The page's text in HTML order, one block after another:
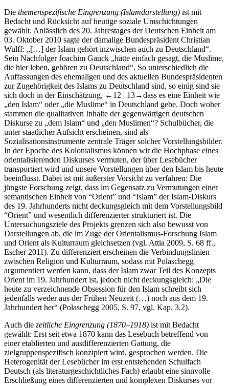
Die themenspezifische Eingrenzung (Islamdarstellung) ist mit
Bedacht und Rücksicht auf heutige soziale Umschichtungen
gewählt. Anlässlich des 20. Jahrestages der Deutschen Einheit am
03. Oktober 2010 sagte der damalige Bundespräsident Christian
Wulff: „[…] der Islam gehört inzwischen auch zu Deutschland“.
Sein Nachfolger Joachim Gauck „hätte einfach gesagt, die Muslime,
die hier leben, gehören zu Deutschland“. So unterschiedlich die
Auffassungen des ehemaligen und des aktuellen Bundespräsidenten
zur Zugehörigkeit des Islams zu Deutschland sind, so einig sind sie
sich doch in der Einschätzung, ←12 | 13→dass es eine Einheit wie
„den Islam“ oder „die Muslime“ in Deutschland gebe. Doch woher
stammen die qualitativen Inhalte der gegenwärtigen deutschen
Diskurse zu „dem Islam“ und „den Muslimen“? Schulbücher, die
unter staatlicher Aufsicht erscheinen, sind als
Sozialisationsinstrumente zentrale Träger solcher Vorstellungsbilder.
In der Epoche des Kolonialismus können wir die Hochphase eines
orientalisierenden Diskurses vermuten, der über Lesebücher
transportiert wird und unsere Vorstellungen über den Islam bis heute
beeinflusst. Dabei ist mit äußerster Vorsicht zu verfahren: Die
jüngste Forschung zeigt, dass im Gegensatz zu Vermutungen einer
semantischen Einheit von “Orient” und “Islam” der Islam-Diskurs
des 19. Jahrhunderts nicht deckungsgleich mit dem Vorstellungsbild
“Orient” und wesentlich differenzierter strukturiert ist. Die
Untersuchungsziele des Projekts grenzen sich also bewusst von
Darstellungen ab, die im Zuge der Orientalismus-Forschung Islam
und Orient als Kulturraum gleichsetzen (vgl. Attia 2009, S. 68 ff.,
Escher 2011). Zu differenziert erscheinen die Verbindungslinien
zwischen Religion und Kulturraum, sodass mit Polaschegg
argumentiert werden kann, dass der Islam zwar Teil des Konzepts
Orient im 19. Jahrhundert ist, jedoch nicht deckungsgleich: „Die
heute zu verzeichnende Obsession für den Islam schreibt sich
jedenfalls weder aus der Frühen Neuzeit (…) noch aus dem 19.
Jahrhundert her“ (Polaschegg 2005, S. 97, vgl. Kap. 3.2).
Auch die zeitliche Eingrenzung (1870–1918) ist mit Bedacht
gewählt: Erst seit etwa 1870 kann das Lesebuch betreffend von
einer etablierten und ausdifferenzierten Gattung, die
zielgruppenspezifisch konzipiert wird, gesprochen werden. Die
Heterogenität der Lesebücher im erst entstehenden Schulfach
Deutsch (als literaturgeschichtliches Fach) erlaubt eine sinnvolle
Erschließung eines differenzierten und komplexen Diskurses vor